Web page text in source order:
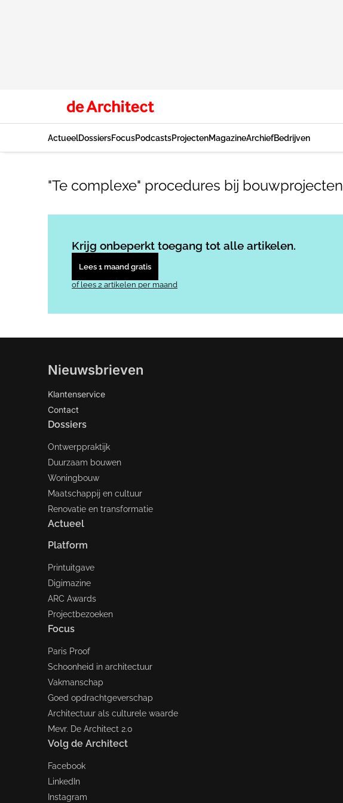
ActueelDossiersFocusPodcastsProjectenMagazineArchiefBedrijven
"Te complexe" procedures bij bouwprojecten
Krijg onbeperkt toegang tot alle artikelen.
Lees 1 maand gratis
of lees 2 artikelen per maand
Nieuwsbrieven
Klantenservice
Contact
Dossiers
Ontwerppraktijk
Duurzaam bouwen
Woningbouw
Maatschappij en cultuur
Renovatie en transformatie
Actueel
Platform
Printuitgave
Digimazine
ARC Awards
Projectbezoeken
Focus
Paris Proof
Schoonheid in architectuur
Vakmanschap
Goed opdrachtgeverschap
Architectuur als culturele waarde
Mevr. De Architect 2.0
Volg de Architect
Facebook
LinkedIn
Instagram